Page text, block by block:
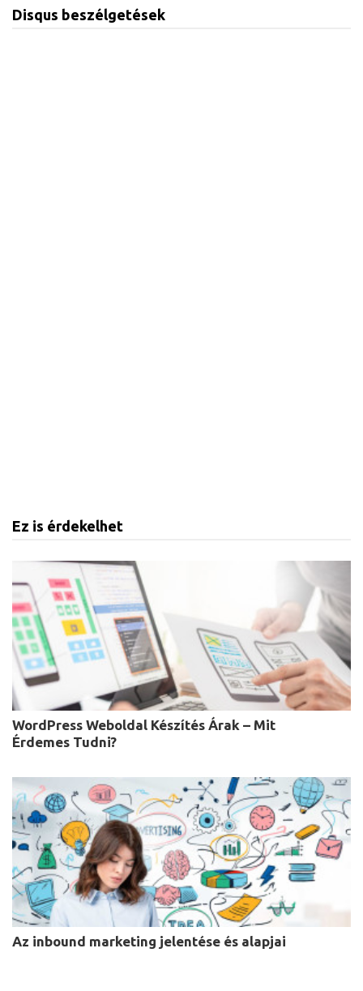
Disqus beszélgetések
Ez is érdekelhet
WordPress Weboldal Készítés Árak – Mit
Érdemes Tudni?
Az inbound marketing jelentése és alapjai